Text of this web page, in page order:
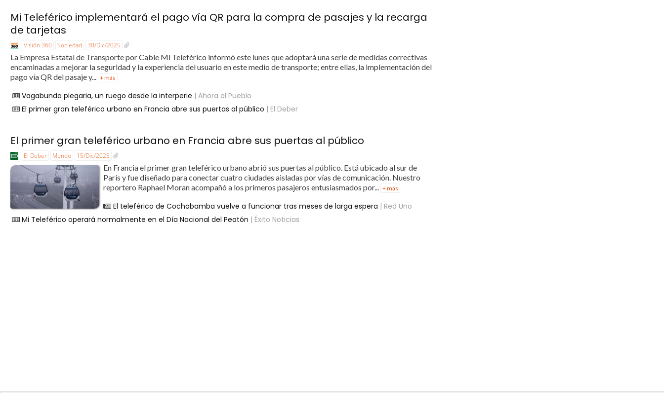
Mi Teleférico implementará el pago vía QR para la compra de pasajes y la recarga
de tarjetas
Visión 360 Sociedad 30/Dic/2025
La Empresa Estatal de Transporte por Cable Mi Teleférico informó este lunes que adoptará una serie de medidas correctivas
encaminadas a mejorar la seguridad y la experiencia del usuario en este medio de transporte; entre ellas, la implementación del
pago vía QR del pasaje y... + más
Vagabunda plegaria, un ruego desde la interperie | Ahora el Pueblo
El primer gran teleférico urbano en Francia abre sus puertas al público | El Deber
El primer gran teleférico urbano en Francia abre sus puertas al público
El Deber Mundo 15/Dic/2025
En Francia el primer gran teleférico urbano abrió sus puertas al público. Está ubicado al sur de
París y fue diseñado para conectar cuatro ciudades aisladas por vías de comunicación. Nuestro
reportero Raphael Moran acompañó a los primeros pasajeros entusiasmados por...
+ más
El teleférico de Cochabamba vuelve a funcionar tras meses de larga espera | Red Uno
Mi Teleférico operará normalmente en el Día Nacional del Peatón | Éxito Noticias